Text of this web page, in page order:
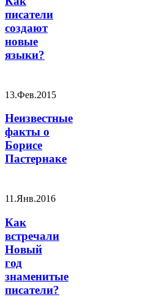
писатели
создают
новые
языки?
13.Фев.2015
Неизвестные
факты о
Борисе
Пастернаке
11.Янв.2016
Как
встречали
Новый
год
знаменитые
писатели?